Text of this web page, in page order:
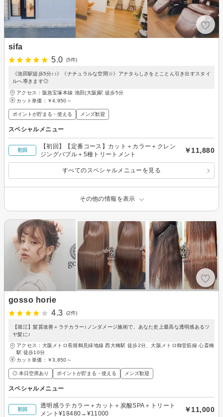
sifa
5.0
(5件)
《池田駅徒歩5分♪♪》《ナチュラルな空間☆》アナタらしさをとことん引き出すスタイ
ルへ導きます◎
アクセス：阪急宝塚本線 池田(大阪)駅 徒歩5分
カット単価： ￥4,950～
ポイントが貯まる・使える メンズ歓迎
スペシャルメニュー
初回
【初回】【定番コース】カット＋カラー＋クレン
ジングバブル＋5種トリートメント
￥11,880
すべてのスペシャルメニューを見る
その他の情報を表示
gosso horie
4.3
(2件)
【堀江】髪質改善＋ラテカラー♪ノンダメージ施術で、あなた史上最高な透明感あるツ
ヤ髪に♪
アクセス：大阪メトロ長堀鶴見緑地線 西大橋駅 徒歩2分、大阪メトロ御堂筋線 心斎橋
駅 徒歩10分
カット単価： ￥3,850～
◎ 本日空席あり ポイントが貯まる・使える メンズ歓迎
スペシャルメニュー
初回
透明感ラテカラー＋カット＋炭酸SPA＋トリート
メント¥18480→¥11000
￥11,000